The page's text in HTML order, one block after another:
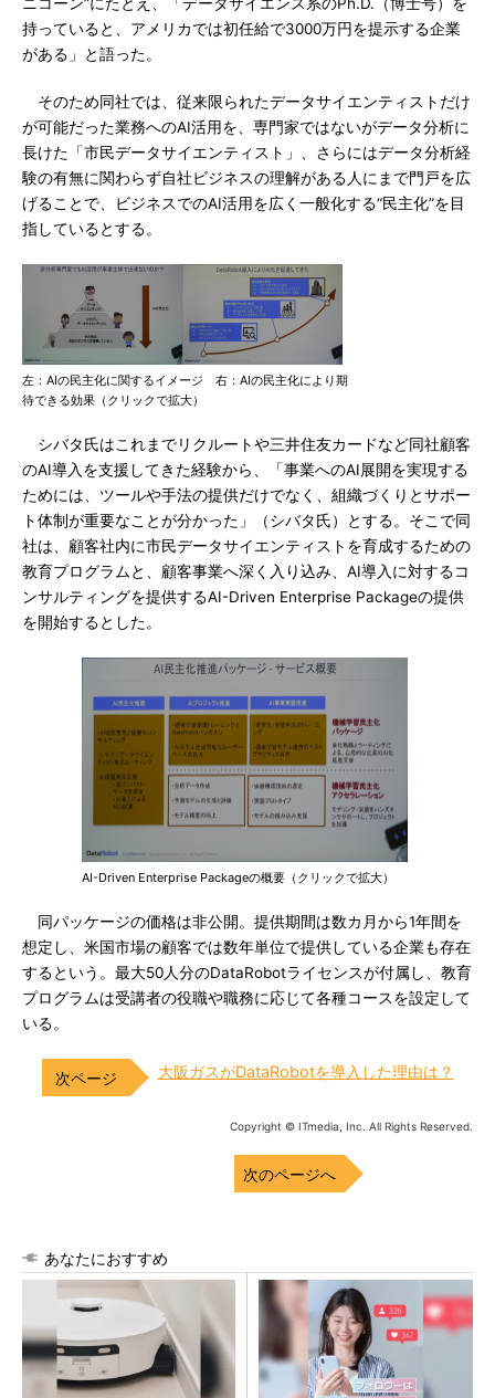
持っていると、アメリカでは初任給で3000万円を提示する企業
がある」と語った。
そのため同社では、従来限られたデータサイエンティストだけ
が可能だった業務へのAI活用を、専門家ではないがデータ分析に
長けた「市民データサイエンティスト」、さらにはデータ分析経
験の有無に関わらず自社ビジネスの理解がある人にまで門戸を広
げることで、ビジネスでのAI活用を広く一般化する“民主化”を目
指しているとする。
左：AIの民主化に関するイメージ 右：AIの民主化により期
待できる効果（クリックで拡大）
シバタ氏はこれまでリクルートや三井住友カードなど同社顧客
のAI導入を支援してきた経験から、「事業へのAI展開を実現する
ためには、ツールや手法の提供だけでなく、組織づくりとサポー
ト体制が重要なことが分かった」（シバタ氏）とする。そこで同
社は、顧客社内に市民データサイエンティストを育成するための
教育プログラムと、顧客事業へ深く入り込み、AI導入に対するコ
ンサルティングを提供するAI-Driven Enterprise Packageの提供
を開始するとした。
AI-Driven Enterprise Packageの概要（クリックで拡大）
同パッケージの価格は非公開。提供期間は数カ月から1年間を
想定し、米国市場の顧客では数年単位で提供している企業も存在
するという。最大50人分のDataRobotライセンスが付属し、教育
プログラムは受講者の役職や職務に応じて各種コースを設定して
いる。
大阪ガスがDataRobotを導入した理由は？
Copyright © ITmedia, Inc. All Rights Reserved.
次のページへ
あなたにおすすめ